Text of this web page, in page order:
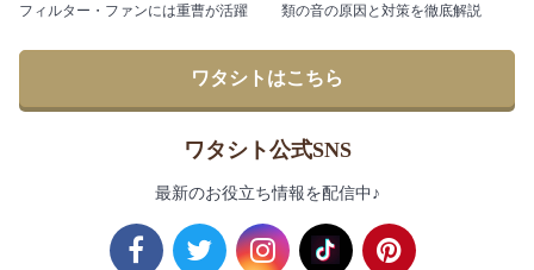
フィルター・ファンには重曹が活躍
類の音の原因と対策を徹底解説
ワタシトはこちら
ワタシト公式SNS
最新のお役立ち情報を配信中♪